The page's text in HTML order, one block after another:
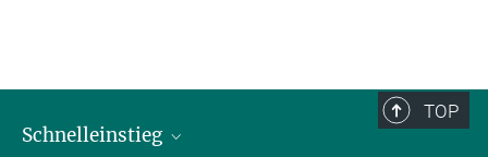
TOP
Schnelleinstieg